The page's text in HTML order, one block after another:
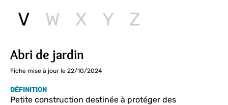
V
W X Y Z
Abri de jardin
Fiche mise à jour le 22/10/2024
DÉFINITION
Petite construction destinée à protéger des